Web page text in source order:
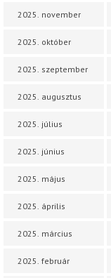
2025. november
2025. október
2025. szeptember
2025. augusztus
2025. július
2025. június
2025. május
2025. április
2025. március
2025. február